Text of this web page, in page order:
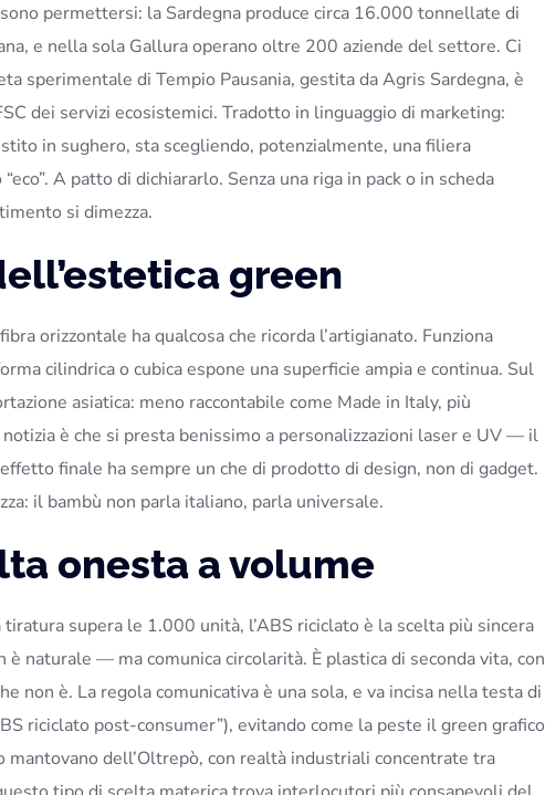
permettersi: la Sardegna produce circa 16.000 tonnellate di
e nella sola Gallura operano oltre 200 aziende del settore. Ci
sperimentale di Tempio Pausania, gestita da Agris Sardegna, è
dei servizi ecosistemici. Tradotto in linguaggio di marketing:
in sughero, sta scegliendo, potenzialmente, una filiera
A patto di dichiararlo. Senza una riga in pack o in scheda
si dimezza.
green
orizzontale ha qualcosa che ricorda l’artigianato. Funziona
cilindrica o cubica espone una superficie ampia e continua. Sul
asiatica: meno raccontabile come Made in Italy, più
è che si presta benissimo a personalizzazioni laser e UV — il
finale ha sempre un che di prodotto di design, non di gadget.
il bambù non parla italiano, parla universale.
onesta a volume
supera le 1.000 unità, l’ABS riciclato è la scelta più sincera
naturale — ma comunica circolarità. È plastica di seconda vita, con
non è. La regola comunicativa è una sola, e va incisa nella testa di
riciclato post-consumer”), evitando come la peste il green grafico
dell’Oltrepò, con realtà industriali concentrate tra